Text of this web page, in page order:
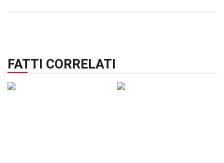
FATTI CORRELATI